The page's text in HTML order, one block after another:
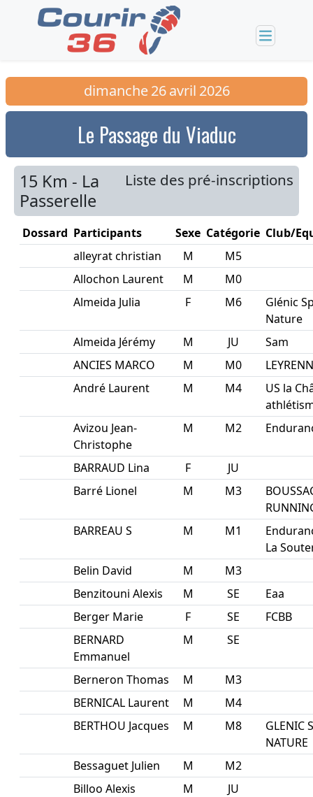
dimanche 26 avril 2026
Le Passage du Viaduc
Liste des pré-inscriptions
15 Km - La
Passerelle
Dossard Participants Sexe Catégorie Club/
alleyrat christian
M
M5
Allochon Laurent
M
M0
Almeida Julia
F M6
Glénic
Nature
Almeida Jérémy
M JU
Sam
ANCIES MARCO
M M0
André Laurent
M M4
US la
Avizou Jean-
Christophe
M M2
BARRAUD Lina F
JU
Barré Lionel
M M3
BARREAU S
M M1
La
Belin David
M
M3
Benzitouni Alexis
M SE
Eaa
Berger Marie
F SE
FCBB
BERNARD
Emmanuel
M SE
Berneron Thomas M
M3
BERNICAL Laurent
M
M4
BERTHOU Jacques
M M8
GLENIC
NATURE
Bessaguet Julien
M
M2
Billoo Alexis
M
JU